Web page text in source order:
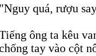
"Nguy quá, rượu
ông ta kêu
chống tay vào cột